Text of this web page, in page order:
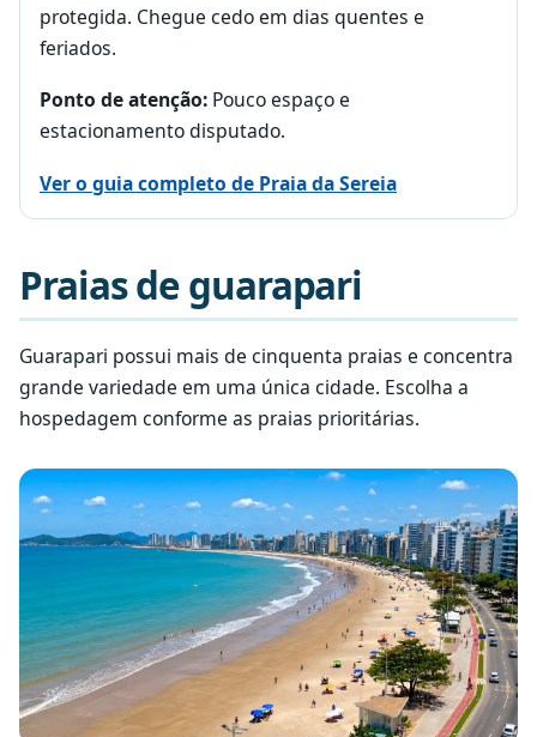
protegida. Chegue cedo em dias quentes e
feriados.
Ponto de atenção: Pouco espaço e
estacionamento disputado.
Ver o guia completo de Praia da Sereia
Praias de guarapari
Guarapari possui mais de cinquenta praias e concentra
grande variedade em uma única cidade. Escolha a
hospedagem conforme as praias prioritárias.